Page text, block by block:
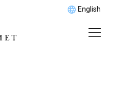
English